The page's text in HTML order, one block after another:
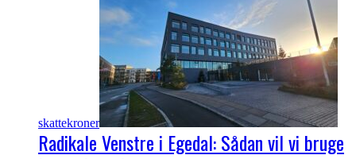
skattekroner
Radikale Venstre i Egedal: Sådan vil vi bruge